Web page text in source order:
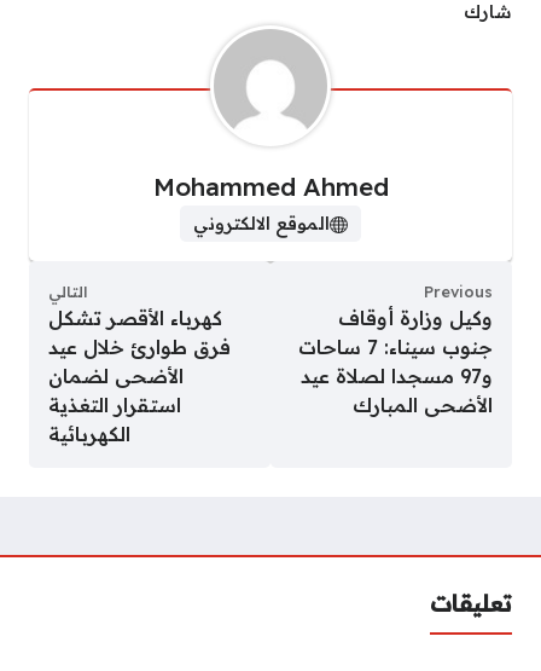
شارك
Mohammed Ahmed
الموقع الالكتروني
Previous
وكيل وزارة أوقاف
جنوب سيناء: 7 ساحات
و97 مسجدا لصلاة عيد
الأضحى المبارك
التالي
كهرباء الأقصر تشكل
فرق طوارئ خلال عيد
الأضحى لضمان
استقرار التغذية
الكهربائية
تعليقات